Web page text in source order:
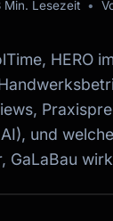
Min. Lesezeit
HERO
und
GaLaBau